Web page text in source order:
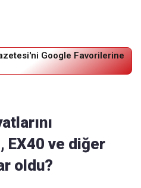
Google Favorilerine
EX40 ve diğer
oldu?